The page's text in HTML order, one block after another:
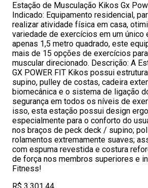
Estação de Musculação Kikos Gx
Indicado: Equipamento residencial,
realizar atividade física em casa,
variedade de exercícios em um único
apenas 1,5 metro quadrado, este
mais de 15 opções de exercícios
muscular direcionado. Descrição: A
GX POWER FIT Kikos possui
supino, pulley de costas, cadeira
biomecânica e o sistema de ligação
segurança em todos os níveis de
isso, esta estação possui design
especialmente para o conforto do
nos braços de peck deck / supino;
rolamentos extremamente suaves;
com espuma revestida e costura
de força nos membros superiores e
Fitness!